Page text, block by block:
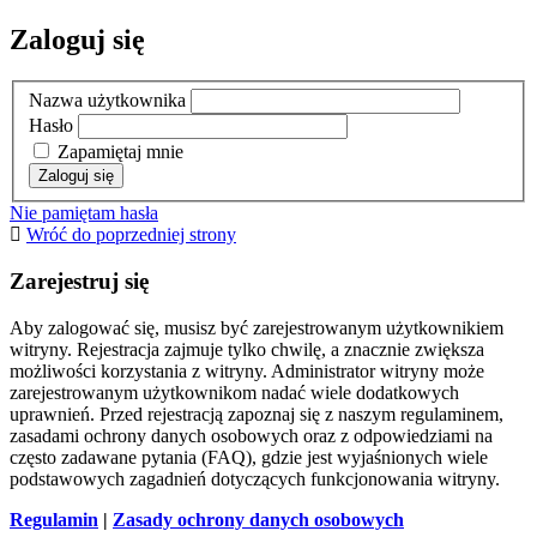
Zaloguj się
Nazwa użytkownika
Hasło
Zapamiętaj mnie
Nie pamiętam hasła
Wróć do poprzedniej strony
Zarejestruj się
Aby zalogować się, musisz być zarejestrowanym użytkownikiem
witryny. Rejestracja zajmuje tylko chwilę, a znacznie zwiększa
możliwości korzystania z witryny. Administrator witryny może
zarejestrowanym użytkownikom nadać wiele dodatkowych
uprawnień. Przed rejestracją zapoznaj się z naszym regulaminem,
zasadami ochrony danych osobowych oraz z odpowiedziami na
często zadawane pytania (FAQ), gdzie jest wyjaśnionych wiele
podstawowych zagadnień dotyczących funkcjonowania witryny.
Regulamin | Zasady ochrony danych osobowych